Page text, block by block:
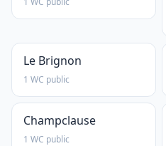
Le Brignon
1 WC public
Champclause
1 WC public